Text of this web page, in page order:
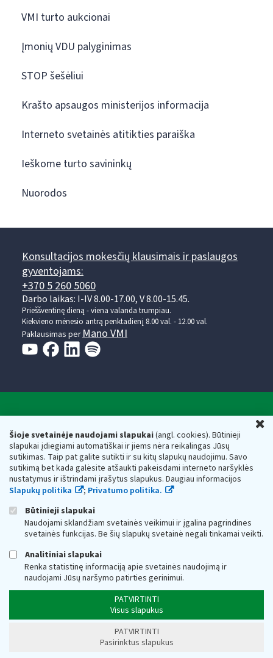
Šioje svetainėje naudojami slapukai(angl. cookies). Būtinieji
slapukai įdiegiami automatiškai ir jiems nėra reikalingas Jūsų
sutikimas. Taip pat galite sutikti ir su kitų slapukų naudojimu. Savo
sutikimą bet kada galėsite atšaukti pakeisdami interneto naršyklės
nustatymus ir ištrindami įrašytus slapukus. Daugiau informacijos
Slapukų politika
; Privatumo politika.
Būtinieji slapukai
Naudojami sklandžiam svetainės veikimui ir įgalina pagrindines
svetainės funkcijas. Be šių slapukų svetainė negali tinkamai veikti.
Analitiniai slapukai
Renka statistinę informaciją apie svetainės naudojimą ir
naudojami Jūsų naršymo patirties gerinimui.
PATVIRTINTI
Visus slapukus
PATVIRTINTI
Pasirinktus slapukus
VMI turto aukcionai
Įmonių VDU palyginimas
STOP šešėliui
Krašto apsaugos ministerijos informacija
Interneto svetainės atitikties paraiška
Ieškome turto savininkų
Nuorodos
Konsultacijos mokesčių klausimais ir paslaugos
gyventojams:
+370 5 260 5060
Darbo laikas: I-IV 8.00-17.00, V 8.00-15.45.
Prieššventinę dieną - viena valanda trumpiau.
Kiekvieno mėnesio antrą penktadienį 8.00 val. - 12.00 val.
Paklausimas per Mano VMI
Respublikos finansų ministerijos
Biudžetinė įstaiga. Juridinio asmens kodas — 188659752,
adresas: Vasario 16-osios g. 14, 01107 Vilnius, Lietuva, el.paštas:
vmi@vmi.lt, E. pristatymo dėžutės adresas 188659752
Duomenys apie Valstybinę mokesčių inspekciją prie Lietuvos
Respublikos finansų ministerijos kaupiami ir saugomi Juridinių